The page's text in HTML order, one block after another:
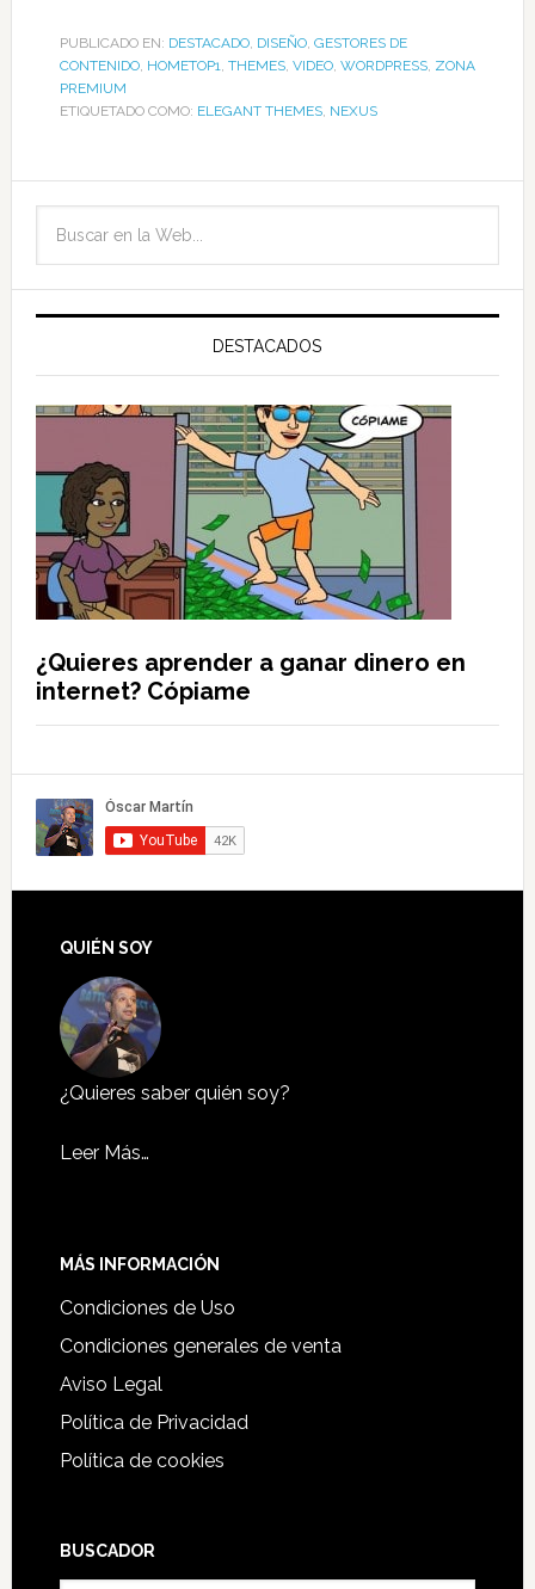
PUBLICADO EN: DESTACADO, DISEÑO, GESTORES DE
CONTENIDO, HOMETOP1, THEMES, VIDEO, WORDPRESS, ZONA
PREMIUM
ETIQUETADO COMO: ELEGANT THEMES, NEXUS
DESTACADOS
¿Quieres aprender a ganar dinero en
internet? Cópiame
QUIÉN SOY
¿Quieres saber quién soy?
Leer Más…
MÁS INFORMACIÓN
Condiciones de Uso
Condiciones generales de venta
Aviso Legal
Política de Privacidad
Política de cookies
BUSCADOR